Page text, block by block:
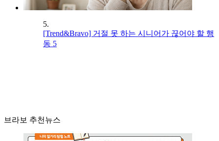
5.
[Trend&Bravo] 거절 못 하는 시니어가 끊어야 할 행
동 5
브라보 추천뉴스